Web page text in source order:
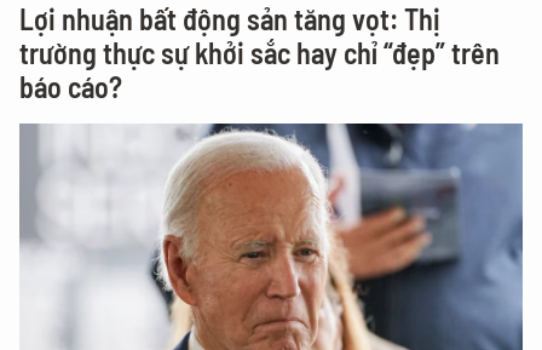
Lợi nhuận bất động sản tăng vọt: Thị
trường thực sự khởi sắc hay chỉ “đẹp” trên
báo cáo?